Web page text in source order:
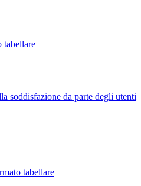
tabellare
soddisfazione da parte degli utenti
tabellare